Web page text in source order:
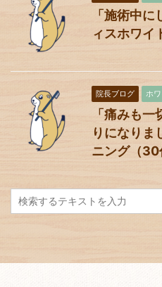
「施術中
ィスホワイ
院長ブログ ホ
「痛みも
りになりま
ニング（30